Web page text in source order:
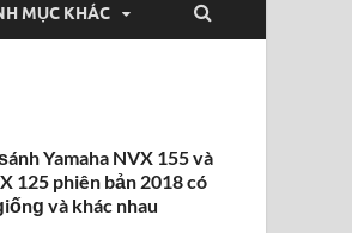
MỤC KHÁC
Yamaha NVX 155 và
125 phiên bản 2018 có
và khác nhau